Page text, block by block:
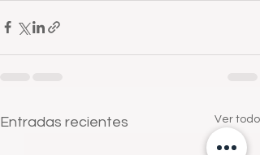
Entradas recientes Ver todo